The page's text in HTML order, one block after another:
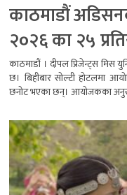
काठमाडौं
२०२६ का २५
काठमाडौं । दीपल प्रिजेन्ट्स मिस
छ। बिहीबार सोल्टी होटलमा
छनोट भएका छन्। आयोजकका